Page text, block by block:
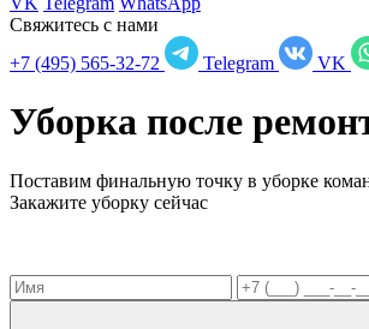
Свяжитесь с нами
+7 (495) 565-32-72
Telegram VK
Уборка после
Поставим финальную точку в уборке
Закажите уборку сейчас